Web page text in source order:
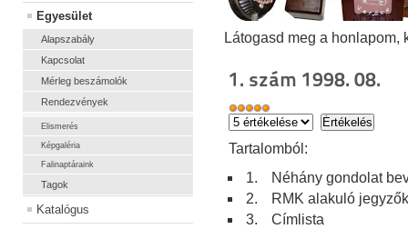
Egyesület
Alapszabály
Kapcsolat
Mérleg beszámolók
Rendezvények
Elismerés
Képgaléria
Falinaptáraink
Tagok
Katalógus
Látogasd meg a honlapom,
1. szám 1998. 08.
Tartalomból:
1.
Néhány gondolat
2.
RMK alakuló
3.
Címlista